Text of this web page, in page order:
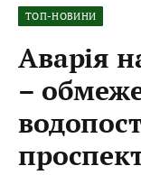
ТОП-НОВИНИ
Аварія
–